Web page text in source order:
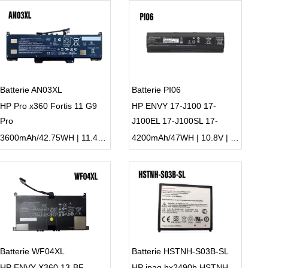
Batterie AN03XL
HP Pro x360 Fortis 11 G9
Pro
Batterie PI06
HP ENVY 17-J100 17-
J100EL 17-J100SL 17-
J101EA
Batterie WF04XL
Batterie HSTNH-S03B-SL